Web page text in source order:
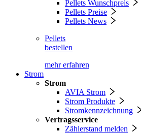
Pellets Wunschpreis
Pellets Preise
Pellets News
Pellets
bestellen
mehr erfahren
Strom
Strom
AVIA Strom
Strom Produkte
Stromkennzeichnung
Vertragsservice
Zählerstand melden